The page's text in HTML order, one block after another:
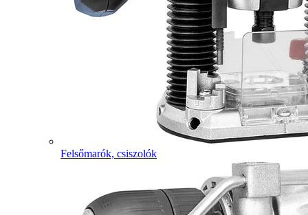
Felsőmarók, csiszolók